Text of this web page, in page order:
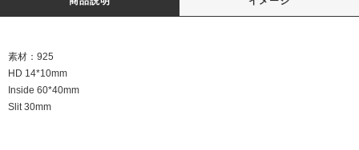
素材：925
HD 14*10mm
Inside 60*40mm
Slit 30mm